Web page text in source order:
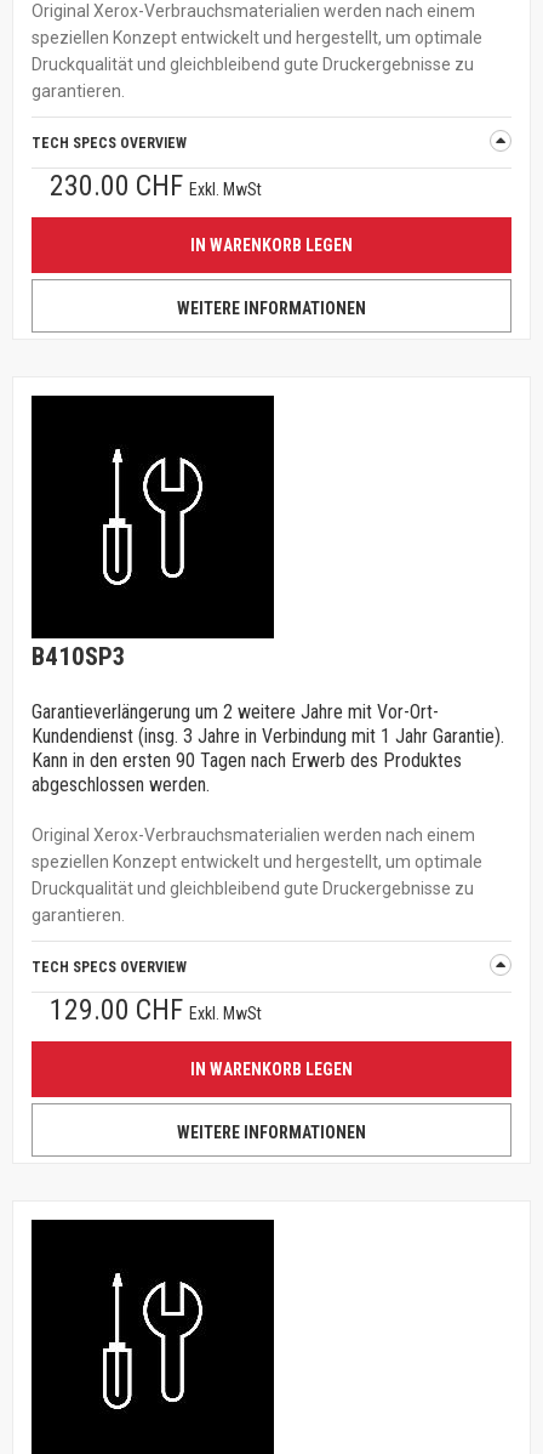
Original Xerox-Verbrauchsmaterialien werden nach einem
speziellen Konzept entwickelt und hergestellt, um optimale
Druckqualität und gleichbleibend gute Druckergebnisse zu
garantieren.
TECH SPECS OVERVIEW
230.00 CHF Exkl. MwSt
IN WARENKORB LEGEN
WEITERE INFORMATIONEN
B410SP3
Garantieverlängerung um 2 weitere Jahre mit Vor-Ort-
Kundendienst (insg. 3 Jahre in Verbindung mit 1 Jahr Garantie).
Kann in den ersten 90 Tagen nach Erwerb des Produktes
abgeschlossen werden.
Original Xerox-Verbrauchsmaterialien werden nach einem
speziellen Konzept entwickelt und hergestellt, um optimale
Druckqualität und gleichbleibend gute Druckergebnisse zu
garantieren.
TECH SPECS OVERVIEW
129.00 CHF Exkl. MwSt
IN WARENKORB LEGEN
WEITERE INFORMATIONEN